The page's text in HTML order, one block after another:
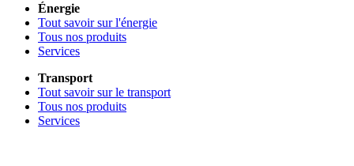
Énergie
Tout savoir sur l'énergie
Tous nos produits
Services
Transport
Tout savoir sur le transport
Tous nos produits
Services